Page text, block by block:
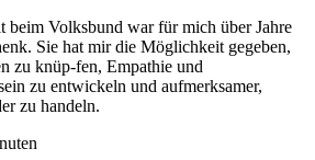
beim Volksbund war für mich über Jahre
Sie hat mir die Möglichkeit gegeben,
zu knüp-fen, Empathie und
zu entwickeln und aufmerksamer,
zu handeln.